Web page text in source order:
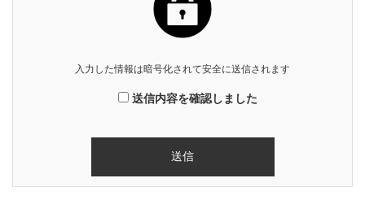
入力した情報は暗号化されて安全に送信されます
送信内容を確認しました